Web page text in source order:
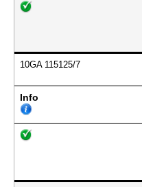
10GA 115125/7
Info